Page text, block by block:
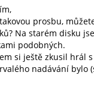
prosbu,
Na starém disku
podobných.
si ještě zkusil hrál
nadávání bylo